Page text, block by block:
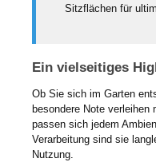
Sitzflächen für
Ein vielseitiges
Ob Sie sich im Garten
besondere Note verleihen
passen sich jedem
Verarbeitung sind sie
Nutzung.